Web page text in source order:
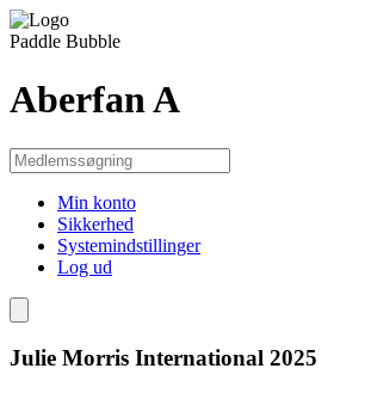
Paddle Bubble
Aberfan A
Min konto
Sikkerhed
Systemindstillinger
Log ud
Julie Morris International 2025